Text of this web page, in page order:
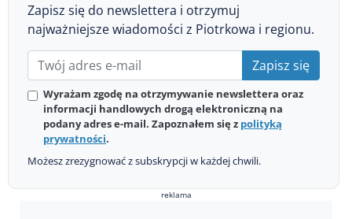
Zapisz się do newslettera i otrzymuj
najważniejsze wiadomości z Piotrkowa i regionu.
Zapisz się
Wyrażam zgodę na otrzymywanie newslettera oraz
informacji handlowych drogą elektroniczną na
podany adres e-mail. Zapoznałem się z polityką
prywatności.
Możesz zrezygnować z subskrypcji w każdej chwili.
reklama